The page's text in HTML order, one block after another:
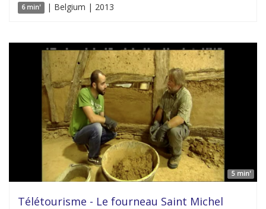
6 min' | Belgium | 2013
5 min'
Télétourisme - Le fourneau Saint Michel